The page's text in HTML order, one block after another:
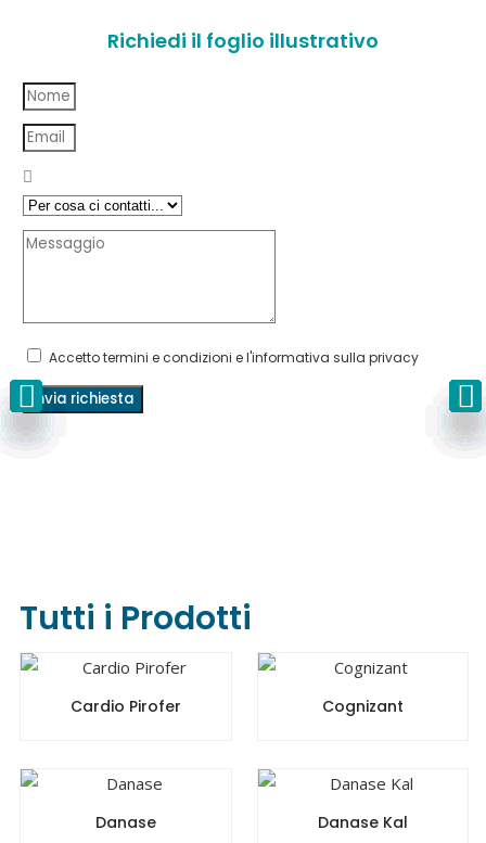
Richiedi il foglio illustrativo
Accetto termini e condizioni e l'informativa sulla privacy
Invia richiesta
Tutti i Prodotti
Cardio Pirofer Cognizant
Danase Danase Kal